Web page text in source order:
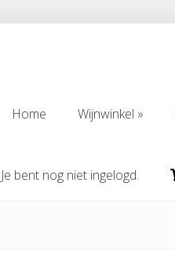
Home
Wijnwinkel
Je bent nog niet ingelogd.